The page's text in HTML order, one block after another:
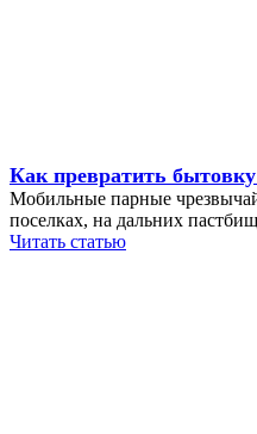
Как превратить
Мобильные парные
поселках, на дальних
Читать статью